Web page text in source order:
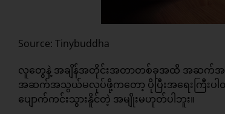
Source: Tinybuddha
လူတွေနဲ့ အချိန်အတိုင်းအတာတစ်ခုအထိ အဆက်အ
အဆက်အသွယ်မလုပ်ဖို့ကတော့ ပိုပြီးအရေးကြီးပါတ
ပျောက်ကင်းသွားနိူင်တဲ့ အမျိုးမဟုတ်ပါဘူး။